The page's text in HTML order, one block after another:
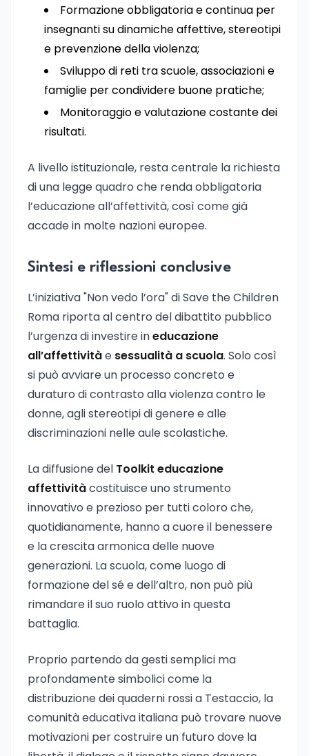
Formazione obbligatoria e continua per
insegnanti su dinamiche affettive, stereotipi
e prevenzione della violenza;
Sviluppo di reti tra scuole, associazioni e
famiglie per condividere buone pratiche;
Monitoraggio e valutazione costante dei
risultati.
A livello istituzionale, resta centrale la richiesta
di una legge quadro che renda obbligatoria
l’educazione all’affettività, così come già
accade in molte nazioni europee.
Sintesi e riflessioni conclusive
L’iniziativa "Non vedo l’ora" di Save the Children
Roma riporta al centro del dibattito pubblico
l’urgenza di investire ineducazione
all’affettivitàe sessualità a scuola. Solo così
si può avviare un processo concreto e
duraturo di contrasto alla violenza contro le
donne, agli stereotipi di genere e alle
discriminazioni nelle aule scolastiche.
La diffusione del Toolkit educazione
affettivitàcostituisce uno strumento
innovativo e prezioso per tutti coloro che,
quotidianamente, hanno a cuore il benessere
e la crescita armonica delle nuove
generazioni. La scuola, come luogo di
formazione del sé e dell’altro, non può più
rimandare il suo ruolo attivo in questa
battaglia.
Proprio partendo da gesti semplici ma
profondamente simbolici come la
distribuzione dei quaderni rossi a Testaccio, la
comunità educativa italiana può trovare nuove
motivazioni per costruire un futuro dove la